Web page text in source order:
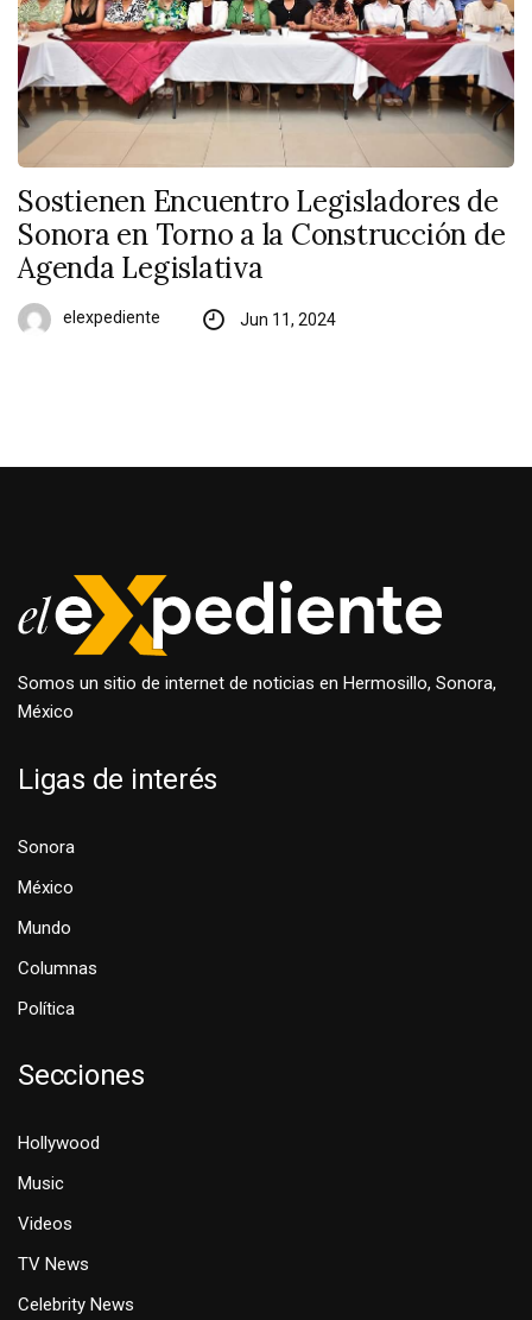
Sostienen Encuentro Legisladores de
Sonora en Torno a la Construcción de
Agenda Legislativa
elexpediente Jun 11, 2024
Somos un sitio de internet de noticias en Hermosillo, Sonora,
México
Ligas de interés
Sonora
México
Mundo
Columnas
Política
Secciones
Hollywood
Music
Videos
TV News
Celebrity News